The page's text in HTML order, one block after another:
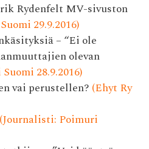
Rydenfelt MV-sivuston
29.9.2016)
– “Ei ole
olevan
28.9.2016)
vai perustellen? (Ehyt Ry
(Journalisti: Poimuri